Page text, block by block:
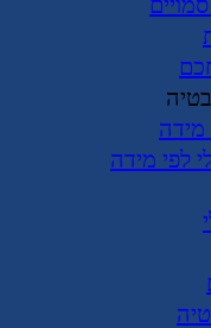
מידה
לפי מידה